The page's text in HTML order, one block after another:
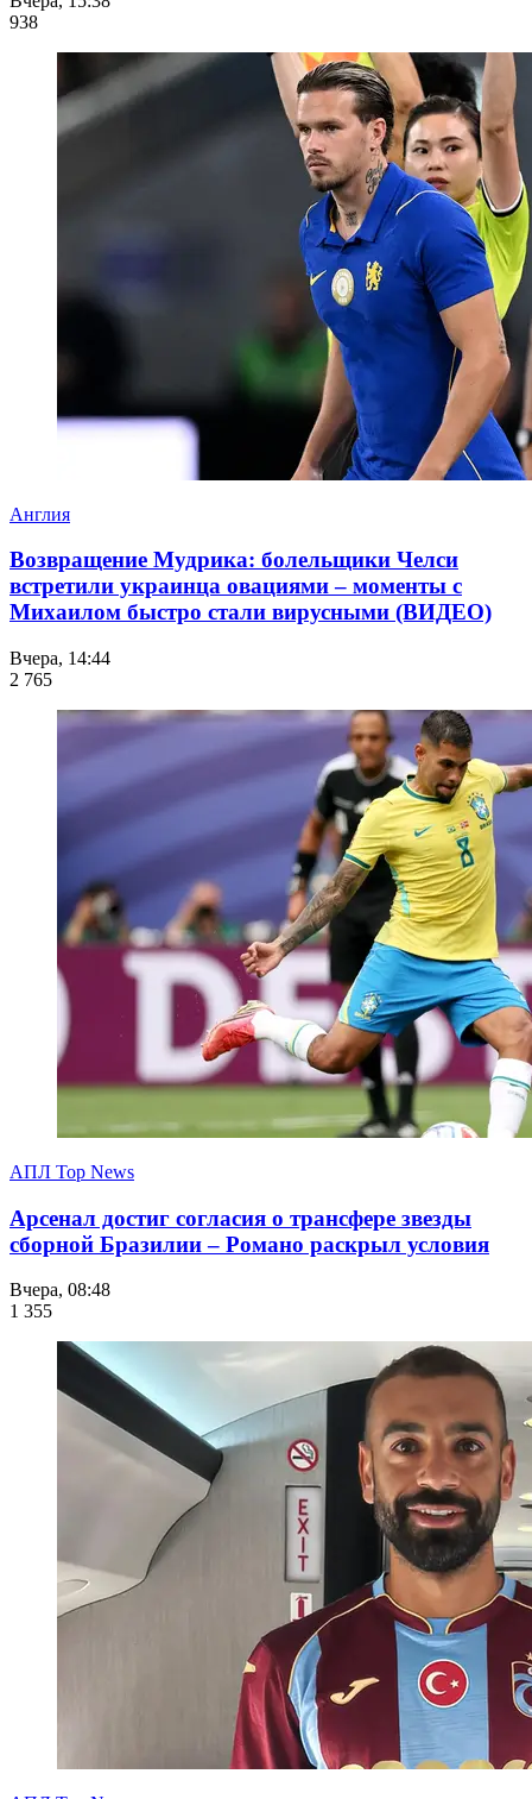
938
Англия
Возвращение Мудрика: болельщики Челси
встретили украинца овациями – моменты с
Михаилом быстро стали вирусными (ВИДЕО)
Вчера, 14:44
2 765
АПЛ Top News
Арсенал достиг согласия о трансфере звезды
сборной Бразилии – Романо раскрыл условия
Вчера, 08:48
1 355